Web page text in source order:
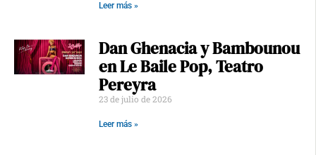
Leer más »
Dan Ghenacia y Bambounou
en Le Baile Pop, Teatro
Pereyra
23 de julio de 2026
Leer más »